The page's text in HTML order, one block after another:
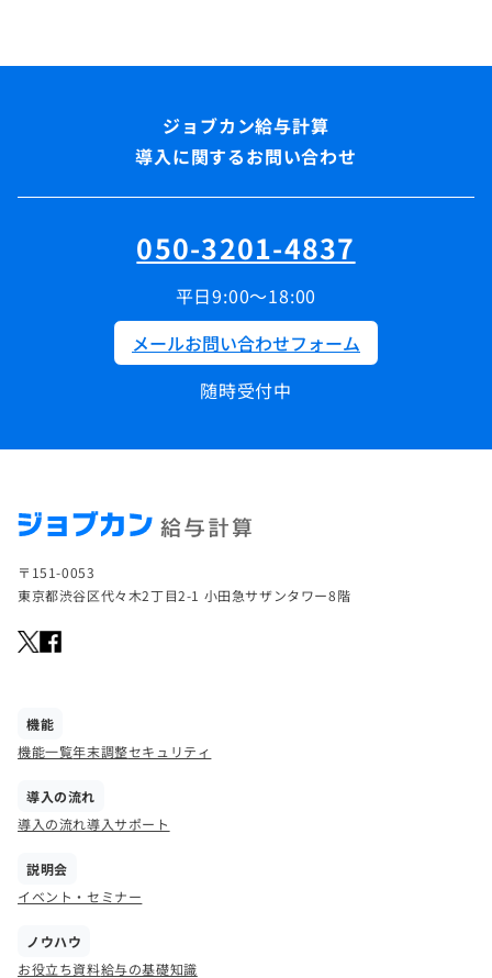
導入に関するお問い合わせ
050-3201-4837
平日9:00～18:00
メールお問い合わせフォーム
随時受付中
〒151-0053
東京都渋谷区代々木2丁目2-1 小田急サザンタワー8階
機能
機能一覧年末調整セキュリティ
導入の流れ
導入の流れ導入サポート
説明会
イベント・セミナー
ノウハウ
お役立ち資料給与の基礎知識